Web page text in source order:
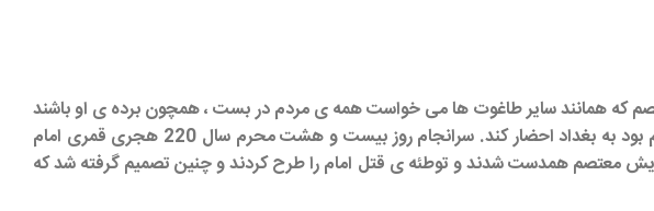
نشست. معتصم که همانند سایر طاغوت ها می خواست همه ی مردم در بست ، همچون برده ی او باشند
و شخص دیگری دارای شخصیت و پیرو نباشد، تصمیم گرفت امام جواد(ع) را که در مدینه ، دارای شخصیت و مقام بود به بغداد احضار کند. سرانجام روز بیست و هشت محرم سال 220 هجری قمری امام
معتصم همدست شدند و توطئه ی قتل امام را طرح کردند و چنین تصمیم گرفته شد که